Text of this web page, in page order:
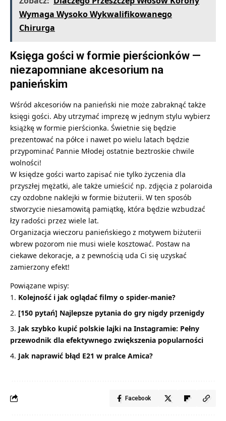
Wymaga Wysoko Wykwalifikowanego
Chirurga
Księga gości w formie pierścionków —
niezapomniane akcesorium na
panieńskim
Wśród akcesoriów na panieński nie może zabraknąć także
księgi gości. Aby utrzymać imprezę w jednym stylu wybierz
książkę w formie pierścionka. Świetnie się będzie
prezentować na półce i nawet po wielu latach będzie
przypominać Pannie Młodej ostatnie beztroskie chwile
wolności!
W księdze gości warto zapisać nie tylko życzenia dla
przyszłej mężatki, ale także umieścić np. zdjęcia z polaroida
czy ozdobne naklejki w formie biżuterii. W ten sposób
stworzycie niesamowitą pamiątkę, która będzie wzbudzać
łzy radości przez wiele lat.
Organizacja wieczoru panieńskiego z motywem biżuterii
wbrew pozorom nie musi wiele kosztować. Postaw na
ciekawe dekoracje, a z pewnością uda Ci się uzyskać
zamierzony efekt!
Powiązane wpisy:
Kolejność i jak oglądać filmy o spider-manie?
[150 pytań] Najlepsze pytania do gry nigdy przenigdy
Jak szybko kupić polskie lajki na Instagramie: Pełny
przewodnik dla efektywnego zwiększenia popularności
Jak naprawić błąd E21 w pralce Amica?
Facebook